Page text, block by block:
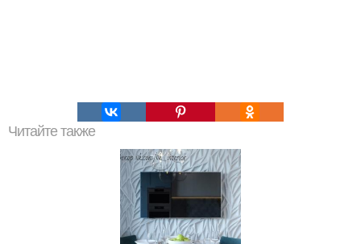
Читайте также